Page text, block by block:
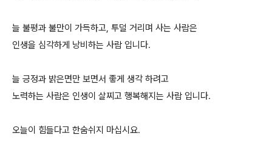
늘 불평과 불만이 가득하고, 투덜 거리며 사는 사람은
인생을 심각하게 낭비하는 사람 입니다.
늘 긍정과 밝은면만 보면서 좋게 생각 하려고
노력하는 사람은 인생이 살찌고 행복해지는 사람 입니다.
오늘이 힘들다고 한숨쉬지 마십시요.